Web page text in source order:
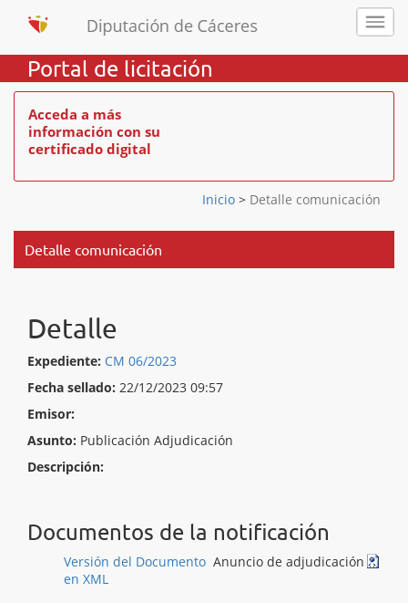
Portal de licitación
Acceda a más
información con su
certificado digital
Inicio > Detalle comunicación
Detalle comunicación
Detalle
Expediente: CM 06/2023
Fecha sellado: 22/12/2023 09:57
Emisor:
Asunto: Publicación Adjudicación
Descripción:
Documentos de la notificación
Anuncio de adjudicación
Versión del Documento
en XML